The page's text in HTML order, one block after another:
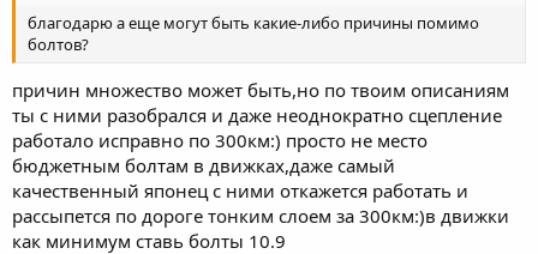
благодарю а еще могут быть какие-либо причины помимо
болтов?
причин множество может быть,но по твоим описаниям
ты с ними разобрался и даже неоднократно сцепление
работало исправно по 300км:) просто не место
бюджетным болтам в движках,даже самый
качественный японец с ними откажется работать и
рассыпется по дороге тонким слоем за 300км:)в движки
как минимум ставь болты 10.9